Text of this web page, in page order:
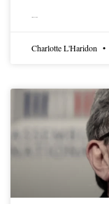
Charlotte L'Haridon